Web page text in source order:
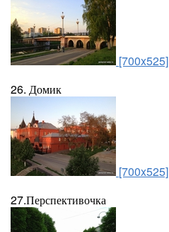
[700x525]
26. Домик
[700x525]
27.Перспективочка